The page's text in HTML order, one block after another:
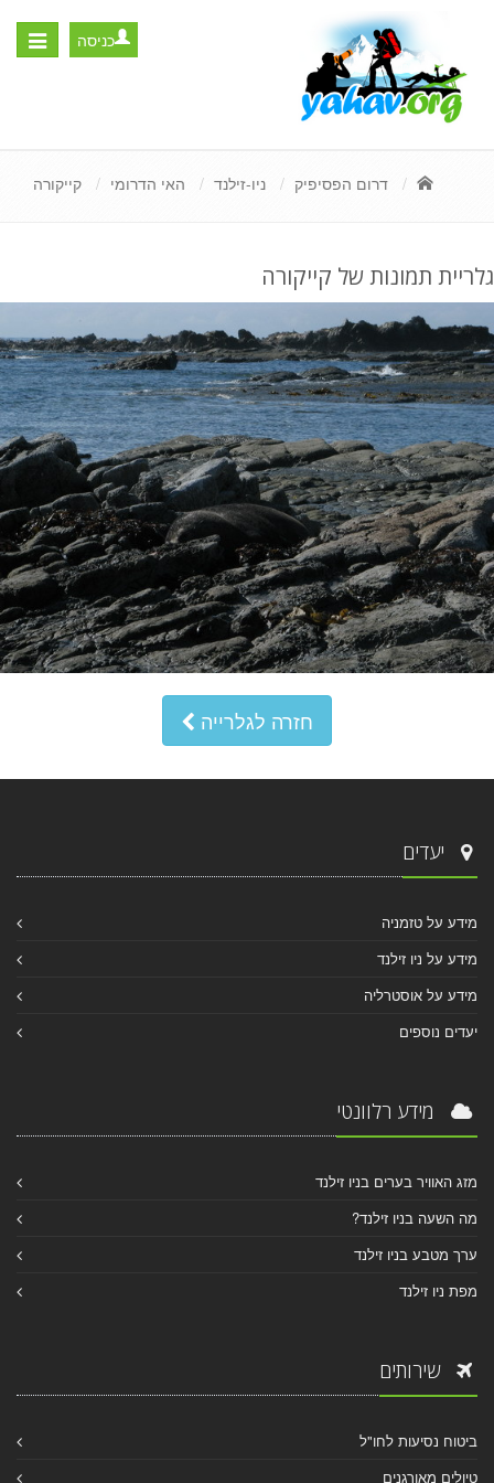
Toggle
כניסה
דרום הפסיפיק ניו-זילנד האי הדרומי קייקורה
גלריית תמונות של קייקורה
חזרה לגלרייה
יעדים
מידע על טזמניה
מידע על ניו זילנד
מידע על אוסטרליה
יעדים נוספים
מידע רלוונטי
מזג האוויר בערים בניו זילנד
מה השעה בניו זילנד?
ערך מטבע בניו זילנד
מפת ניו זילנד
שירותים
ביטוח נסיעות לחו"ל
טיולים מאורגנים